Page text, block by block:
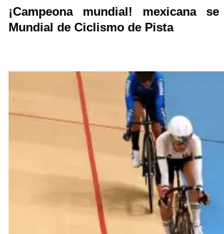
¡Campeona mundial! mexicana
Mundial de Ciclismo de Pista